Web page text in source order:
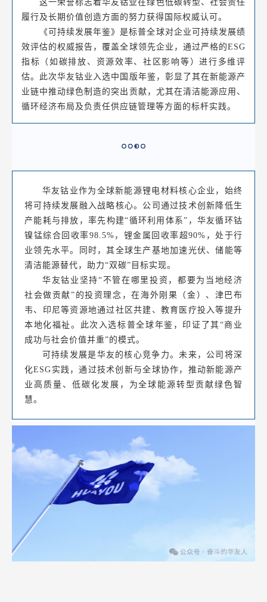
这一荣誉标志着华友钴业在绿色低碳转型、社会责任
履行及长期价值创造方面的努力获得国际权威认可。
《可持续发展年鉴》是标普全球对企业可持续发展绩
效评估的权威报告，覆盖全球领先企业，通过严格的ESG
指标（如碳排放、资源效率、社区影响等）进行多维评
估。此次华友钴业入选中国版年鉴，彰显了其在新能源产
业链中推动绿色制造的突出贡献，尤其在清洁能源应用、
循环经济布局及负责任供应链管理等方面的标杆实践。
华友钴业作为全球新能源锂电材料核心企业，始终
将可持续发展融入战略核心。公司通过技术创新降低生
产能耗与排放，率先构建“循环利用体系”，华友循环钴
镍锰综合回收率98.5%，锂金属回收率超90%，处于行
业领先水平。同时，其全球生产基地加速光伏、储能等
清洁能源替代，助力“双碳”目标实现。
华友钴业坚持“不管在哪里投资，都要为当地经济
社会做贡献”的投资理念，在海外刚果（金）、津巴布
韦、印尼等资源地通过社区共建、教育医疗投入等提升
本地化福祉。此次入选标普全球年鉴，印证了其“商业
成功与社会价值并重”的模式。
可持续发展是华友的核心竞争力。未来，公司将深
化ESG实践，通过技术创新与全球协作，推动新能源产
业高质量、低碳化发展，为全球能源转型贡献绿色智
慧。